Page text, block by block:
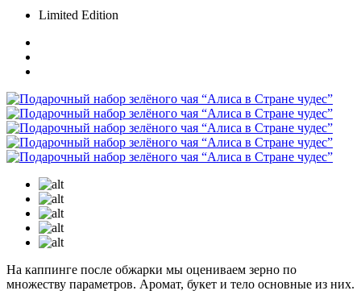
Limited Edition
На каппинге после обжарки мы оцениваем зерно по
множеству параметров. Аромат, букет и тело основные из них.